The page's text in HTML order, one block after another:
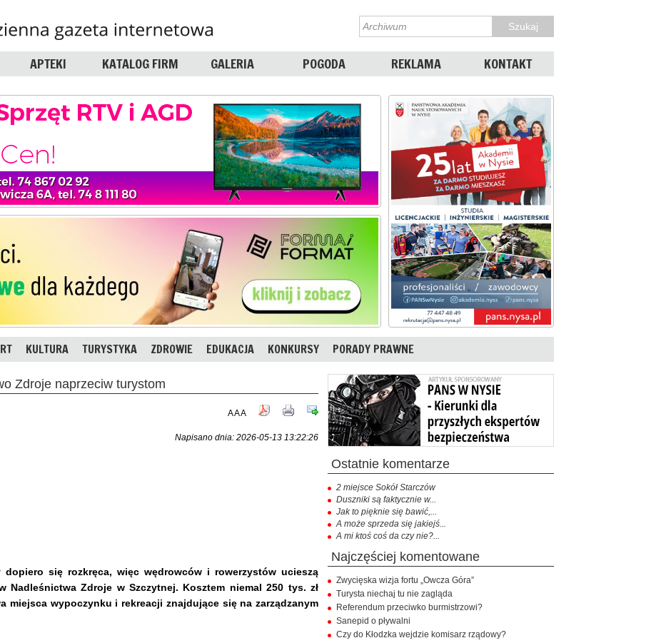
APTEKI KATALOG FIRM GALERIA POGODA REKLAMA KONTAKT
KULTURA TURYSTYKA ZDROWIE EDUKACJA KONKURSY PORADY PRAWNE
Zdroje naprzeciw turystom
AAA
Napisano dnia: 2026-05-13 13:22:26
się rozkręca, więc wędrowców i rowerzystów ucieszą
Nadleśnictwa Zdroje w Szczytnej. Kosztem niemal 250 tys. zł
miejsca wypoczynku i rekreacji znajdujące się na zarządzanym
ostatnie komentarze
2 miejsce Sokół Starczów
Duszniki są faktycznie w...
Jak to pięknie się bawić,...
A może sprzeda się jakiejś...
A mi ktoś coś da czy nie?...
najczęściej komentowane
Zwycięska wizja fortu „Owcza Góra”
Turysta niechaj tu nie zagląda
Referendum przeciwko burmistrzowi?
Sanepid o pływalni
Czy do Kłodzka wejdzie komisarz rządowy?